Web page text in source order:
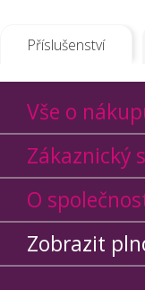
Příslušenství
Vše o
Zákaznický
O
Zobrazit